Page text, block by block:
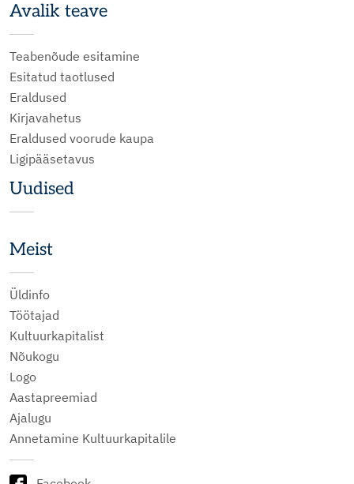
Avalik teave
Teabenõude esitamine
Esitatud taotlused
Eraldused
Kirjavahetus
Eraldused voorude kaupa
Ligipääsetavus
Uudised
Meist
Üldinfo
Töötajad
Kultuurkapitalist
Nõukogu
Logo
Aastapreemiad
Ajalugu
Annetamine Kultuurkapitalile